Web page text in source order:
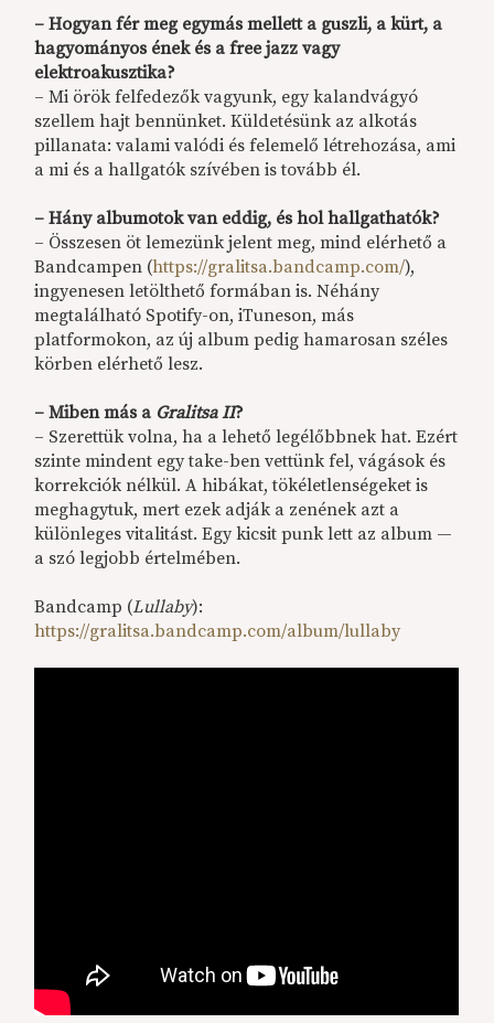
–Hogyan fér meg egymás mellett a guszli, a kürt, a
hagyományos ének és a free jazz vagy
elektroakusztika?
– Mi örök felfedezők vagyunk, egy kalandvágyó
szellem hajt bennünket. Küldetésünk az alkotás
pillanata: valami valódi és felemelő létrehozása, ami
a mi és a hallgatók szívében is tovább él.
–Hány albumotok van eddig, és hol hallgathatók?
– Összesen öt lemezünk jelent meg, mind elérhető a
Bandcampen (https://gralitsa.bandcamp.com/),
ingyenesen letölthető formában is. Néhány
megtalálható Spotify-on, iTuneson, más
platformokon, az új album pedig hamarosan széles
körben elérhető lesz.
–Miben más a Gralitsa II?
– Szerettük volna, ha a lehető legélőbbnek hat. Ezért
szinte mindent egy take-ben vettünk fel, vágások és
korrekciók nélkül. A hibákat, tökéletlenségeket is
meghagytuk, mert ezek adják a zenének azt a
különleges vitalitást. Egy kicsit punk lett az album —
a szó legjobb értelmében.
Bandcamp (Lullaby):
https://gralitsa.bandcamp.com/album/lullaby